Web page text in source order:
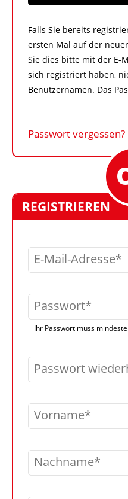
Falls Sie bereits
ersten Mal auf der
Sie dies bitte mit der E-
sich registriert haben,
Benutzernamen. Das
Passwort vergessen?
REGISTRIEREN
E-Mail-Adresse
Passwort
Ihr Passwort muss
Passwort
Vorname
Nachname